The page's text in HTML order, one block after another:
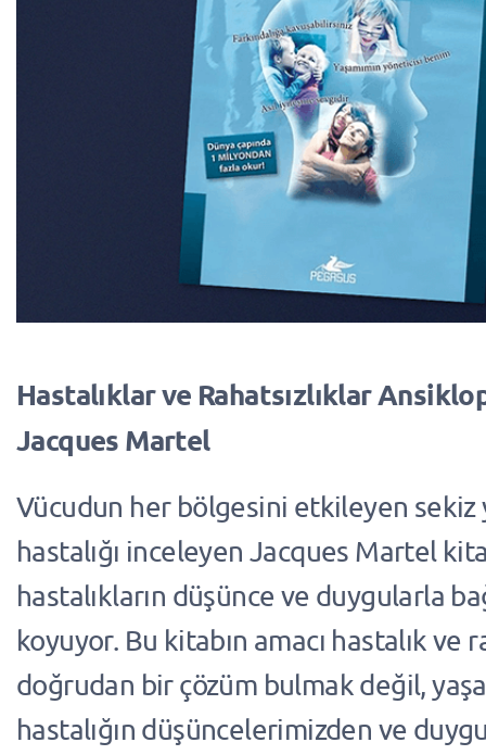
Hastalıklar ve Rahatsızlıklar
Jacques Martel
Vücudun her bölgesini etkileyen sekiz
hastalığı inceleyen Jacques Martel
hastalıkların düşünce ve duygularla
koyuyor. Bu kitabın amacı hastalık ve
doğrudan bir çözüm bulmak değil,
hastalığın düşüncelerimizden ve